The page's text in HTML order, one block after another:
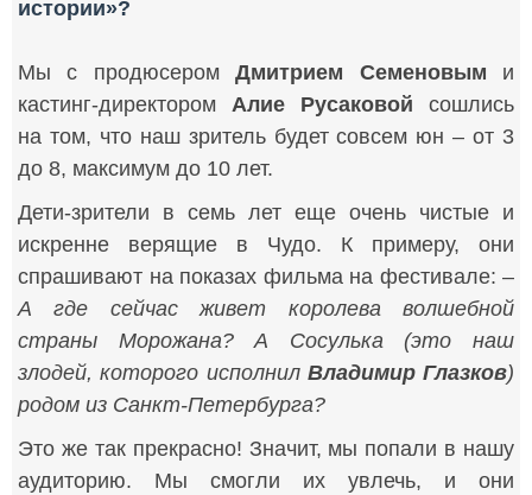
истории»?
Мы с продюсеромДмитрием Семеновым и
кастинг-директором Алие Русаковой сошлись
на том, что наш зритель будет совсем юн – от 3
до 8, максимум до 10 лет.
Дети-зрители в семь лет еще очень чистые и
искренне верящие в Чудо. К примеру, они
спрашивают на показах фильма на фестивале: –
А где сейчас живет королева волшебной
страны Морожана? А Сосулька (это наш
злодей, которого исполнил Владимир Глазков)
родом из Санкт-Петербурга?
Это же так прекрасно! Значит, мы попали в нашу
аудиторию. Мы смогли их увлечь, и они